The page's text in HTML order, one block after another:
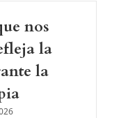
nos
la
la